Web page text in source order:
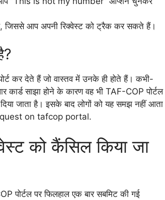
जिससे आप अपनी रिक्वेस्ट को ट्रैक कर सकते हैं।
कर देते हैं जो वास्तव में उनके ही होते हैं। कभी-
कार्ड साझा होने के कारण वह भी TAF-COP पोर्टल
जाता है। इसके बाद लोगों को यह समझ नहीं आता
on tafcop portal.
को कैंसिल किया जा
पोर्टल पर फिलहाल एक बार सबमिट की गई